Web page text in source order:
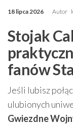
18 lipca 2026 Autor
Stojak
fanów
Jeśli lubisz
ulubionych
Gwiezdne